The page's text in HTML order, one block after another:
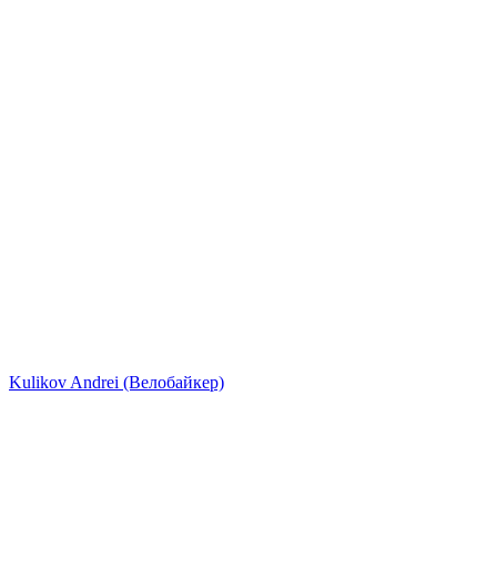
Kulikov Andrei (Велобайкер)